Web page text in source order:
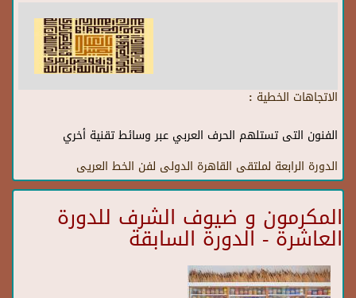
الاتجاهات الخطية :
الفنون التى تستلهم الحرف العربي عبر وسائط تقنية أخري
الدورة الرابعة لملتقى القاهرة الدولى لفن الخط العريى
المكرمون و ضيوف الشرف للدورة
العاشرة - الدورة السابقة